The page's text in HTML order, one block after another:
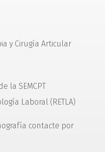
y Cirugía Articular
la SEMCPT
Laboral (RETLA)
contacte por